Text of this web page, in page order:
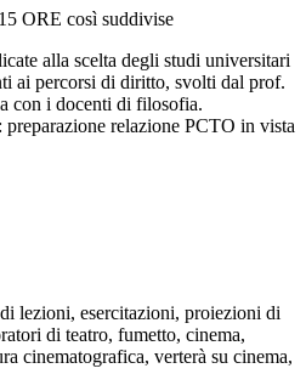
ORE così suddivise
alla scelta degli studi universitari
ai percorsi di diritto, svolti dal prof.
con i docenti di filosofia.
relazione PCTO in vista
lezioni, esercitazioni, proiezioni di
di teatro, fumetto, cinema,
cinematografica, verterà su cinema,